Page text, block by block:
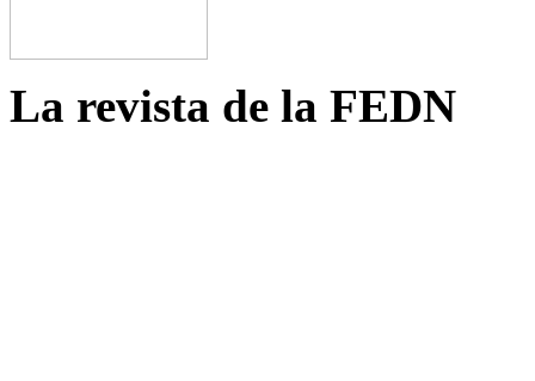
La revista de la FEDN